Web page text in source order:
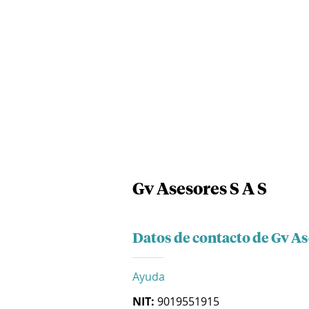
Gv Asesores S A S
Datos de contacto de Gv
Ayuda
NIT: 9019551915